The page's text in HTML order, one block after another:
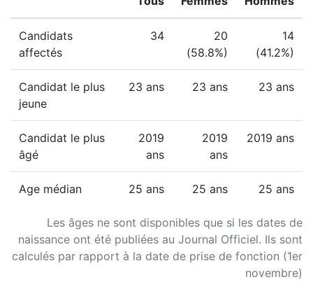
Les âges ne sont disponibles que si les dates de
naissance ont été publiées au Journal Officiel. Ils sont
calculés par rapport à la date de prise de fonction (1er
novembre)
Candidats
affectés
34
20
(58.8%)
14
(41.2%)
Candidat le plus
jeune
23 ans 23 ans 23 ans
Candidat le plus
âgé
2019
ans
2019
ans
2019 ans
Age médian 25 ans 25 ans 25 ans